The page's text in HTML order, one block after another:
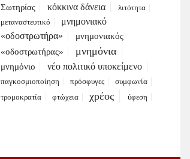
Σωτηρίας
κόκκινα δάνεια
λιτότητα
μεταναστευτικό
μνημονιακό
«οδοστρωτήρα»
μνημονιακός
«οδοστρωτήρας»
μνημόνια
μνημόνιο νέο πολιτικό υποκείμενο
παγκοσμιοποίηση πρόσφυγες
συμφωνία
τρομοκρατία
φτώχεια χρέος ύφεση